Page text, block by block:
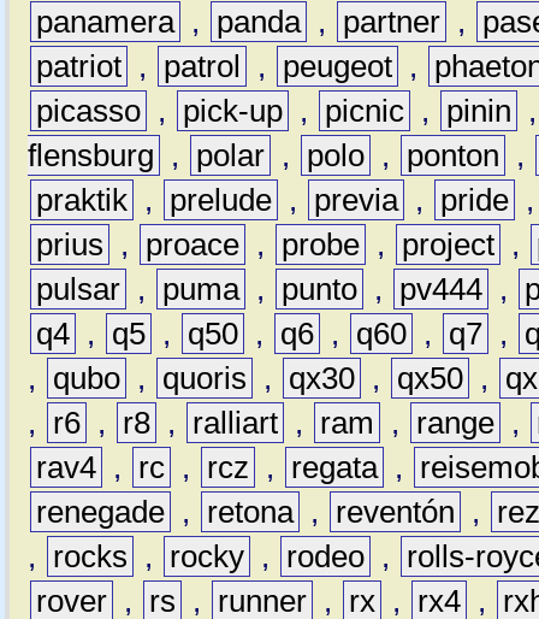
panamera , panda , partner ,
patriot , patrol , peugeot ,
picasso , pick-up , picnic , pinin
flensburg
, polar , polo , ponton
,
praktik , prelude , previa , pride
prius
, proace , probe , project ,
pulsar , puma , punto , pv444 ,
q4 , q5 , q50 , q6 , q60 , q7 ,
,
qubo , quoris , qx30 , qx50 ,
,
r6 , r8 , ralliart , ram , range ,
rav4 , rc , rcz , regata ,
renegade , retona , reventón ,
,
rocks , rocky , rodeo ,
rolls-
rover , rs , runner , rx , rx4 ,